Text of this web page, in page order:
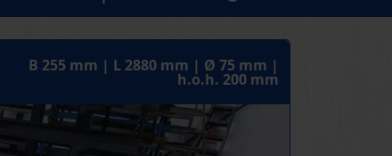
B 255 mm | L 2880 mm | Ø 75 mm |
h.o.h. 200 mm